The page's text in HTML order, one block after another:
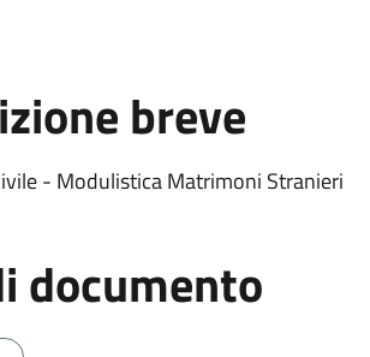
breve
- Modulistica Matrimoni Stranieri
documento